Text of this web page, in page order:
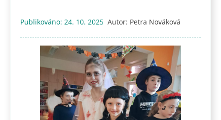
Publikováno: 24. 10. 2025 Autor: Petra Nováková